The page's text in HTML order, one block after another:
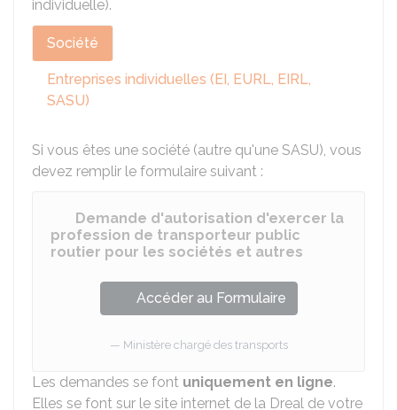
individuelle).
Société
Entreprises individuelles (EI, EURL, EIRL,
SASU)
Si vous êtes une société (autre qu'une SASU), vous
devez remplir le formulaire suivant :
Demande d'autorisation d'exercer la
profession de transporteur public
routier pour les sociétés et autres
Accéder au Formulaire
Ministère chargé des transports
Les demandes se font uniquement en ligne.
Elles se font sur le site internet de la Dreal de votre